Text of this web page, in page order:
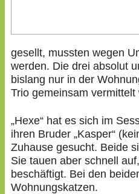
gesellt, mussten wegen
werden. Die drei absolut
bislang nur in der
Trio gemeinsam vermittelt
„Hexe“ hat es sich im
ihren Bruder „Kasper“
Zuhause gesucht. Beide
Sie tauen aber schnell
beschäftigt. Bei den
Wohnungskatzen.